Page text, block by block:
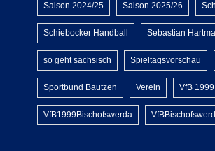
Saison 2024/25 Saison 2025/26
Schiebocker Handball Sebastian
so geht sächsisch Spieltagsvorschau
Sportbund Bautzen Verein VfB
VfB1999Bischofswerda